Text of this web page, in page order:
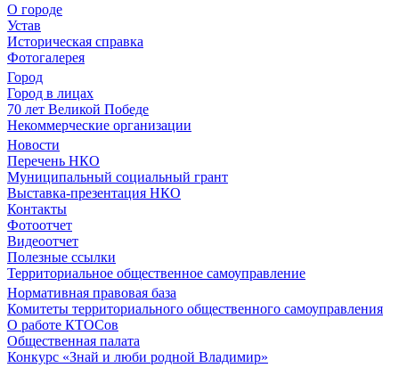
О городе
Устав
Историческая справка
Фотогалерея
Город
Город в лицах
70 лет Великой Победе
Некоммерческие организации
Новости
Перечень НКО
Муниципальный социальный грант
Выставка-презентация НКО
Контакты
Фотоотчет
Видеоотчет
Полезные ссылки
Территориальное общественное самоуправление
Нормативная правовая база
Комитеты территориального общественного самоуправления
О работе КТОСов
Общественная палата
Конкурс «Знай и люби родной Владимир»